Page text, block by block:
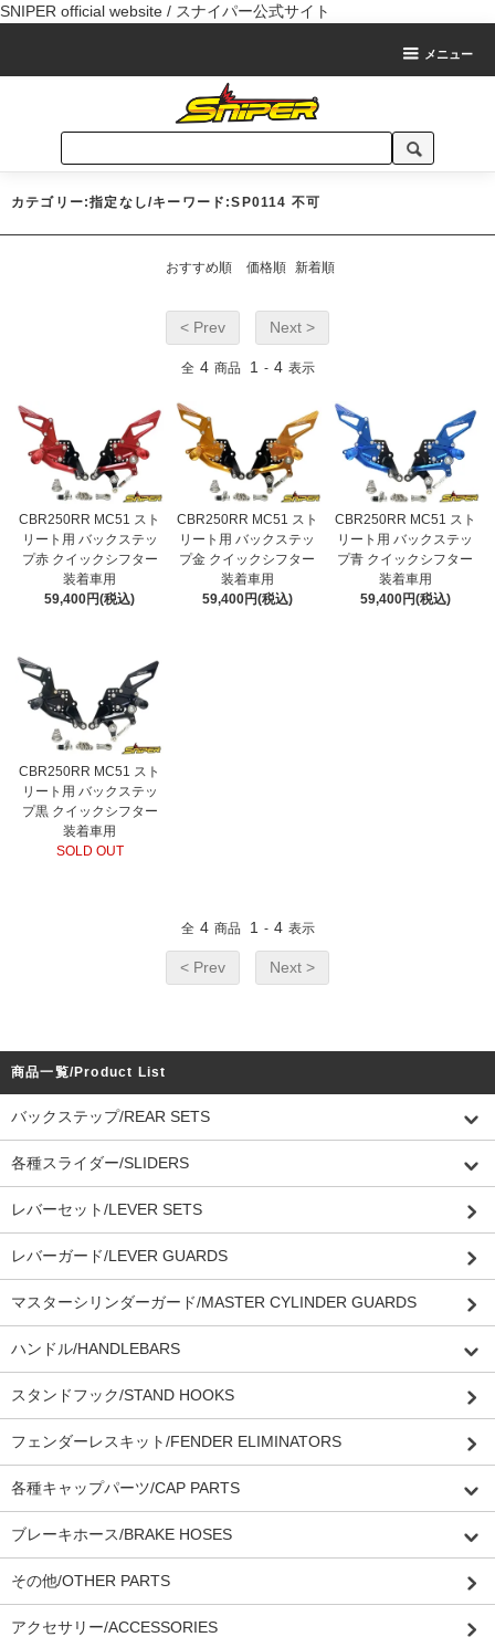
SNIPER official website / スナイパー公式サイト
メニュー
カテゴリー:指定なし/キーワード:SP0114 不可
おすすめ順 価格順 新着順
< Prev Next >
全 4 商品 1 - 4 表示
CBR250RR MC51 スト
リート用 バックステッ
プ赤 クイックシフター
装着車用
59,400円(税込)
CBR250RR MC51 スト
リート用 バックステッ
プ金 クイックシフター
装着車用
59,400円(税込)
CBR250RR MC51 スト
リート用 バックステッ
プ青 クイックシフター
装着車用
59,400円(税込)
CBR250RR MC51 スト
リート用 バックステッ
プ黒 クイックシフター
装着車用
SOLD OUT
全 4 商品 1 - 4 表示
< Prev Next >
商品一覧/Product List
バックステップ/REAR SETS
各種スライダー/SLIDERS
レバーセット/LEVER SETS
レバーガード/LEVER GUARDS
マスターシリンダーガード/MASTER CYLINDER GUARDS
ハンドル/HANDLEBARS
スタンドフック/STAND HOOKS
フェンダーレスキット/FENDER ELIMINATORS
各種キャップパーツ/CAP PARTS
ブレーキホース/BRAKE HOSES
その他/OTHER PARTS
アクセサリー/ACCESSORIES